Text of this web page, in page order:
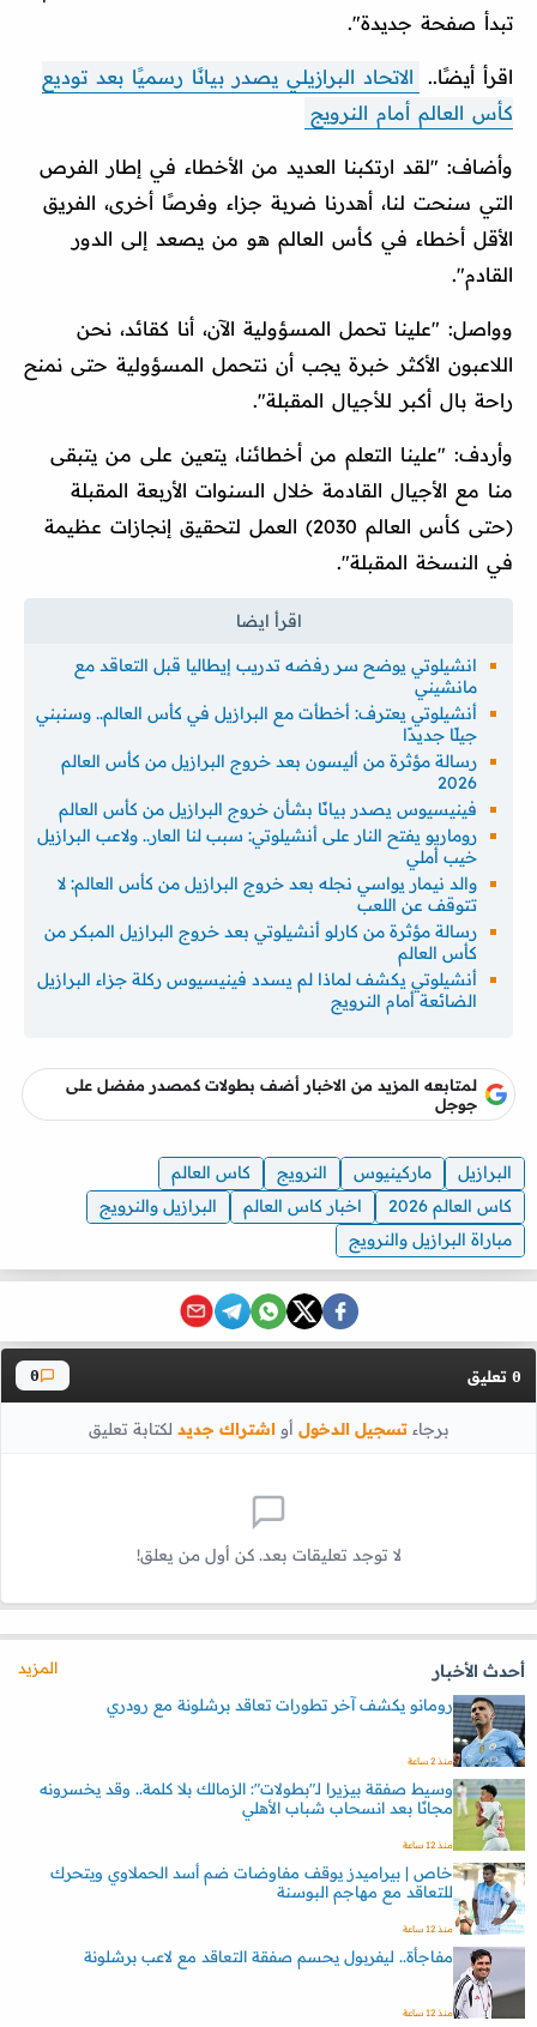
تبدأ صفحة جديدة".
اقرأ أيضًا..
الاتحاد البرازيلي يصدر بيانًا رسميًا بعد توديع
كأس العالم أمام النرويج
وأضاف: "لقد ارتكبنا العديد من الأخطاء في إطار الفرص
التي سنحت لنا، أهدرنا ضربة جزاء وفرصًا أخرى، الفريق
الأقل أخطاء في كأس العالم هو من يصعد إلى الدور
القادم".
وواصل: "علينا تحمل المسؤولية الآن، أنا كقائد، نحن
اللاعبون الأكثر خبرة يجب أن نتحمل المسؤولية حتى نمنح
راحة بال أكبر للأجيال المقبلة".
وأردف: "علينا التعلم من أخطائنا، يتعين على من يتبقى
منا مع الأجيال القادمة خلال السنوات الأربعة المقبلة
(حتى كأس العالم 2030) العمل لتحقيق إنجازات عظيمة
في النسخة المقبلة".
انشيلوتي يوضح سر رفضه تدريب إيطاليا قبل التعاقد مع
مانشيني
أنشيلوتي يعترف: أخطأت مع البرازيل في كأس العالم.. وسنبني
جيلًا جديدًا
رسالة مؤثرة من أليسون بعد خروج البرازيل من كأس العالم
2026
فينيسيوس يصدر بيانًا بشأن خروج البرازيل من كأس العالم
روماريو يفتح النار على أنشيلوتي: سبب لنا العار.. ولاعب البرازيل
خيب أملي
والد نيمار يواسي نجله بعد خروج البرازيل من كأس العالم: لا
تتوقف عن اللعب
رسالة مؤثرة من كارلو أنشيلوتي بعد خروج البرازيل المبكر من
كأس العالم
أنشيلوتي يكشف لماذا لم يسدد فينيسيوس ركلة جزاء البرازيل
الضائعة أمام النرويج
لمتابعه المزيد من الاخبار أضف بطولات كمصدر مفضل على
جوجل
البرازيل ماركينيوس النرويج
كاس العالم
كاس العالم 2026
اخبار كاس العالم
البرازيل والنرويج
مباراة البرازيل والنرويج
0 تعليق 0
برجاءتسجيل الدخول أواشتراك جديد لكتابة تعليق
لا توجد تعليقات بعد. كن أول من يعلق!
أحدث الأخبار
المزيد
رومانو يكشف آخر تطورات تعاقد برشلونة مع رودري
منذ 2 ساعة
وسيط صفقة بيزيرا لـ"بطولات": الزمالك بلا كلمة.. وقد يخسرونه
مجانًا بعد انسحاب شباب الأهلي
منذ 12 ساعة
خاص | بيراميدز يوقف مفاوضات ضم أسد الحملاوي ويتحرك
للتعاقد مع مهاجم البوسنة
منذ 12 ساعة
مفاجأة.. ليفربول يحسم صفقة التعاقد مع لاعب برشلونة
منذ 12 ساعة